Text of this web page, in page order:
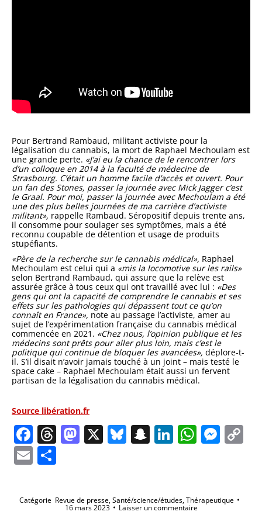
Pour Bertrand Rambaud, militant activiste pour la
légalisation du cannabis, la mort de Raphael Mechoulam est
une grande perte. «J’ai eu la chance de le rencontrer lors
d’un colloque en 2014 à la faculté de médecine de
Strasbourg. C’était un homme facile d’accès et ouvert. Pour
un fan des Stones, passer la journée avec Mick Jagger c’est
le Graal. Pour moi, passer la journée avec Mechoulam a été
une des plus belles journées de ma carrière d’activiste
militant», rappelle Rambaud. Séropositif depuis trente ans,
il consomme pour soulager ses symptômes, mais a été
reconnu coupable de détention et usage de produits
stupéfiants.
«Père de la recherche sur le cannabis médical», Raphael
Mechoulam est celui qui a «mis la locomotive sur les rails»
selon Bertrand Rambaud, qui assure que la relève est
assurée grâce à tous ceux qui ont travaillé avec lui : «Des
gens qui ont la capacité de comprendre le cannabis et ses
effets sur les pathologies qui dépassent tout ce qu’on
connaît en France», note au passage l’activiste, amer au
sujet de l’expérimentation française du cannabis médical
commencée en 2021. «Chez nous, l’opinion publique et les
médecins sont prêts pour aller plus loin, mais c’est le
politique qui continue de bloquer les avancées», déplore-t-
il. S’il disait n’avoir jamais touché à un joint – mais testé le
space cake – Raphael Mechoulam était aussi un fervent
partisan de la légalisation du cannabis médical.
Source libération.fr
Facebook
Threads
Mastodon
X Bluesky
Snapchat
LinkedIn
Email
Catégorie Revue de presse,Santé/science/études,Thérapeutique
16 mars 2023 Laisser un commentaire